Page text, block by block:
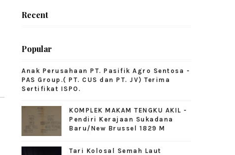
Recent
Popular
Anak Perusahaan PT. Pasifik Agro Sentosa -
PAS Group.( PT. CUS dan PT. JV) Terima
Sertifikat ISPO.
KOMPLEK MAKAM TENGKU AKIL -
Pendiri Kerajaan Sukadana
Baru/New Brussel 1829 M
Tari Kolosal Semah Laut